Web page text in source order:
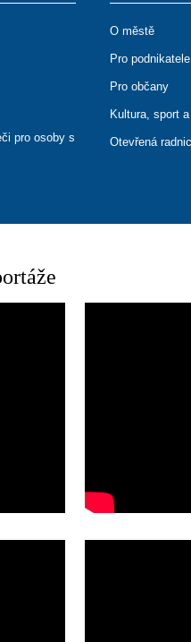
pro osoby s
O městě
Pro podnikatele
Pro občany
Kultura, sport
Otevřená